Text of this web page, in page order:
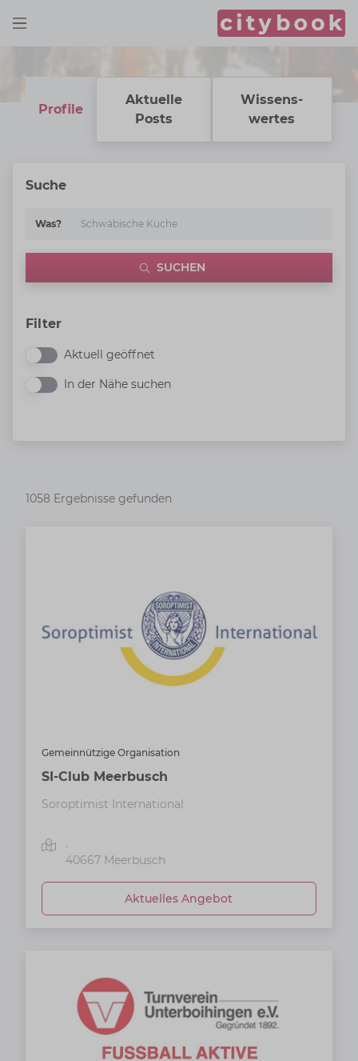
Profile
Aktuelle
Posts
Wissens­
wertes
Suche
Was?
SUCHEN
Filter
Aktuell geöffnet
Aktuell geöffnet
In der Nähe suchen
In der Nähe suchen
1058 Ergebnisse gefunden
Gemeinnützige Organisation
SI-Club Meerbusch
Soroptimist International
.
40667 Meerbusch
Aktuelles Angebot